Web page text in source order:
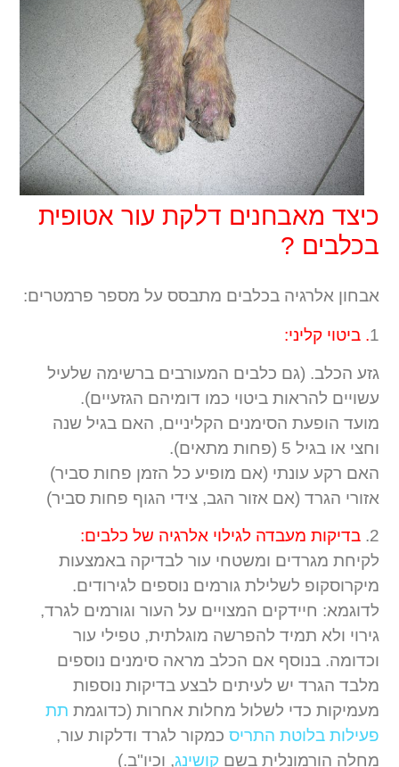
כיצד מאבחנים דלקת עור אטופית
בכלבים ?
אבחון אלרגיה בכלבים מתבסס על מספר פרמטרים:
1. ביטוי קליני:
גזע הכלב. (גם כלבים המעורבים ברשימה שלעיל
עשויים להראות ביטוי כמו דומיהם הגזעיים).
מועד הופעת הסימנים הקליניים, האם בגיל שנה
וחצי או בגיל 5 (פחות מתאים).
האם רקע עונתי (אם מופיע כל הזמן פחות סביר)
אזורי הגרד (אם אזור הגב, צידי הגוף פחות סביר)
2. בדיקות מעבדה לגילוי אלרגיה של כלבים:
לקיחת מגרדים ומשטחי עור לבדיקה באמצעות
מיקרוסקופ לשלילת גורמים נוספים לגירודים.
לדוגמא: חיידקים המצויים על העור וגורמים לגרד,
גירוי ולא תמיד להפרשה מוגלתית, טפילי עור
וכדומה. בנוסף אם הכלב מראה סימנים נוספים
מלבד הגרד יש לעיתים לבצע בדיקות נוספות
מעמיקות כדי לשלול מחלות אחרות (כדוגמת תת
פעילות בלוטת התריס כמקור לגרד ודלקות עור,
מחלה הורמונלית בשםקושינג, וכיו"ב.)